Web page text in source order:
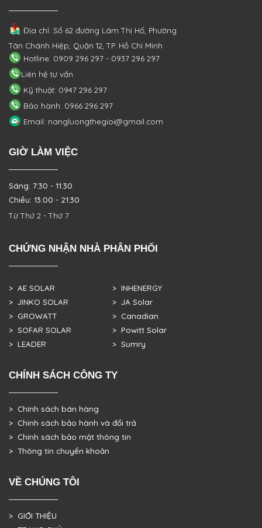
Địa chỉ: Số 62 đường Lâm Thị Hố, Phường
Tân Chánh Hiệp, Quận 12, TP. Hồ Chí Minh
Hotline: 0909 296 297 - 0937 296 297
Liên hệ tư vấn
Kỹ thuật: 0947 296 297
Bảo hành: 0966 296 297
Email: nangluongthegioi@gmail.com
GIỜ LÀM VIỆC
Sáng: 7:30 - 11:30
Chiều: 13:00 - 21:30
Từ Thứ 2 - Thứ 7
CHỨNG NHẬN NHÀ PHÂN PHỐI
> AE SOLAR
> JINKO SOLAR
> GROWATT
> SOFAR SOLAR
> LEADER
> INHENERGY
> JA Solar
> Canadian
> Powitt Solar
> Sumry
CHÍNH SÁCH CÔNG TY
> Chính sách bán hàng
> Chính sách bảo hành và đổi trả
> Chính sách bảo mật thông tin
> Thông tin chuyển khoản
VỀ CHÚNG TÔI
> GIỚI THIỆU